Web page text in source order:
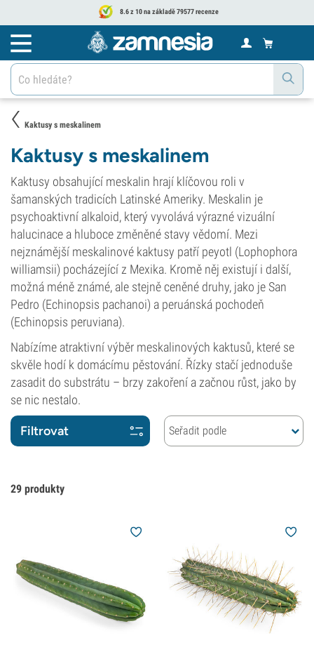
8.6 z 10 na základě 79577 recenze
Kaktusy s meskalinem
Kaktusy s meskalinem
Kaktusy obsahující meskalin hrají klíčovou roli v
šamanských tradicích Latinské Ameriky. Meskalin je
psychoaktivní alkaloid, který vyvolává výrazné vizuální
halucinace a hluboce změněné stavy vědomí. Mezi
nejznámější meskalinové kaktusy patří peyotl (Lophophora
williamsii) pocházející z Mexika. Kromě něj existují i další,
možná méně známé, ale stejně ceněné druhy, jako je San
Pedro (Echinopsis pachanoi) a peruánská pochodeň
(Echinopsis peruviana).
Nabízíme atraktivní výběr meskalinových kaktusů, které se
skvěle hodí k domácímu pěstování. Řízky stačí jednoduše
zasadit do substrátu – brzy zakoření a začnou růst, jako by
se nic nestalo.
Filtrovat Seřadit podle
29 produkty